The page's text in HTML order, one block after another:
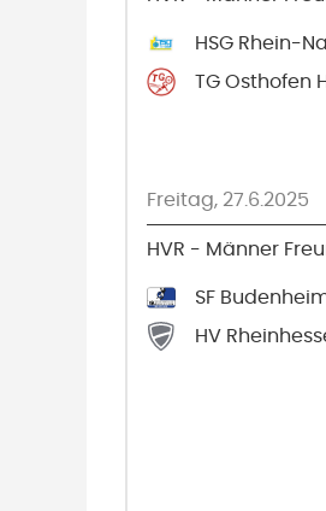
HSG Rhein-
TG Osthofen
Freitag, 27.6.2025
HVR - Männer
SF
HV